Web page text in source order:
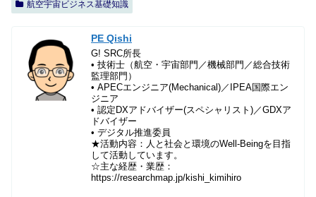
航空宇宙ビジネス基礎知識
PE Qishi
G! SRC所長
• 技術士（航空・宇宙部門／機械部門／総合技術
監理部門）
• APECエンジニア(Mechanical)／IPEA国際エン
ジニア
• 認定DXアドバイザー(スペシャリスト)／GDXア
ドバイザー
• デジタル推進委員
★活動内容：人と社会と環境のWell-Beingを目指
して活動しています。
☆主な経歴・業歴：
https://researchmap.jp/kishi_kimihiro